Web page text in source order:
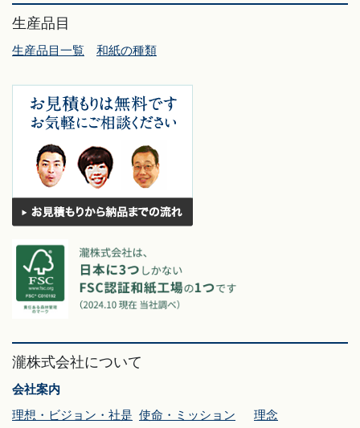
生産品目
生産品目一覧 和紙の種類
瀧株式会社について
会社案内
理想・ビジョン・社是 使命・ミッション
理念